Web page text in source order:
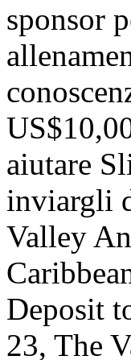
sponsor
aiutare
inviargli
Valley
Deposit
23, The